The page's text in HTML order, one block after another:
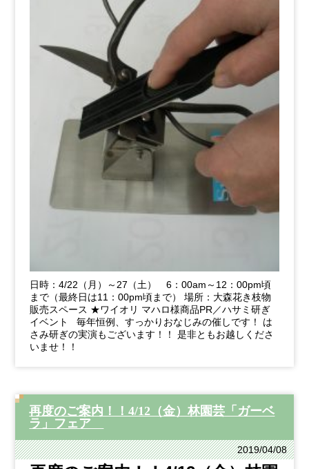
日時：4/22（月）～27（土） 6：00am～12：00pm頃
まで（最終日は11：00pm頃まで） 場所：大森花き枝物
販売スペース ★ワイオリ マハロ様商品PR／ハサミ研ぎ
イベント 毎年恒例、すっかりおなじみの催しです！ は
さみ研ぎの実演もございます！！ 是非ともお越しくださ
いませ！！
再度のご案内！！4/12（金）林園芸「ガーベ
ラ」フェア
2019/04/08